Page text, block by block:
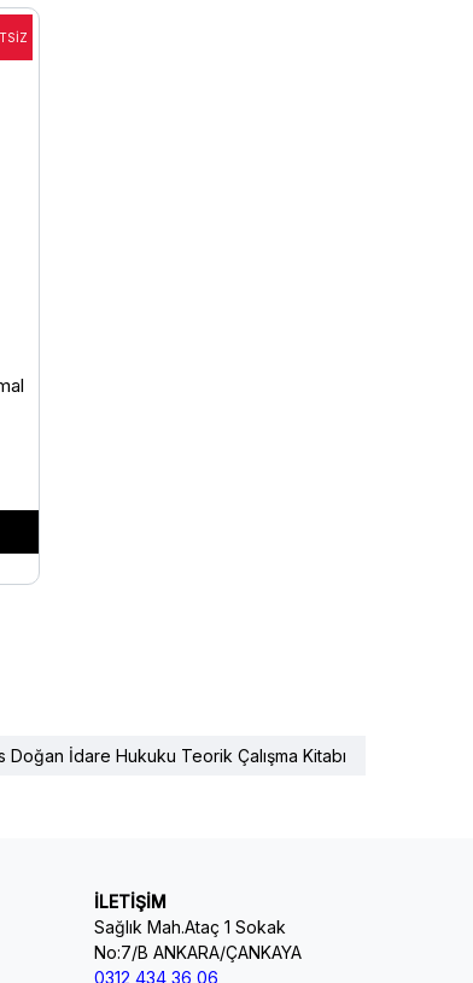
Doğan İdare Hukuku Teorik Çalışma Kitabı
İLETİŞİM
Sağlık Mah.Ataç 1 Sokak
No:7/B ANKARA/ÇANKAYA
0312 434 36 06